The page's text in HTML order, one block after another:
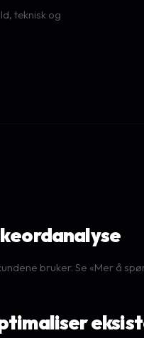
teknisk og
bruker. Se «Mer å